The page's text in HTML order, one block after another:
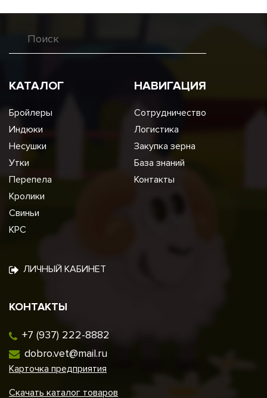
КАТАЛОГ
Бройлеры
Индюки
Несушки
Утки
Перепела
Кролики
Свиньи
КРС
НАВИГАЦИЯ
Сотрудничество
Логистика
Закупка зерна
База знаний
Контакты
ЛИЧНЫЙ КАБИНЕТ
КОНТАКТЫ
+7 (937) 222-8882
dobro.vet@mail.ru
Карточка предприятия
Скачать каталог товаров